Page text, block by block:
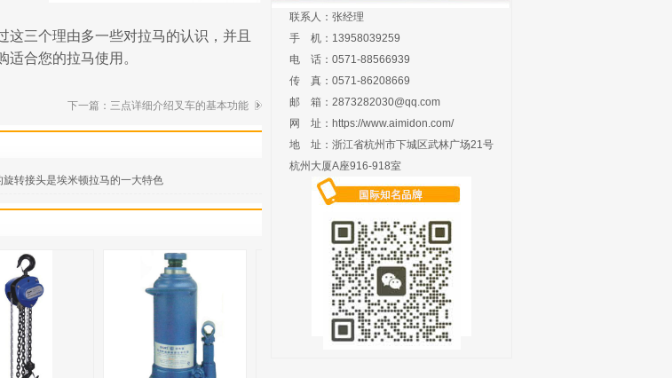
这三个理由多一些对拉马的认识，并且
合您的拉马使用。
下一篇： 三点详细介绍叉车的基本功能
旋转接头是埃米顿拉马的一大特色
联系人：张经理
手 机：13958039259
电 话：0571-88566939
传 真：0571-86208669
邮 箱： 2873282030@qq.com
网 址： https://www.aimidon.com/
地 址：浙江省杭州市下城区武林广场21号
杭州大厦A座916-918室